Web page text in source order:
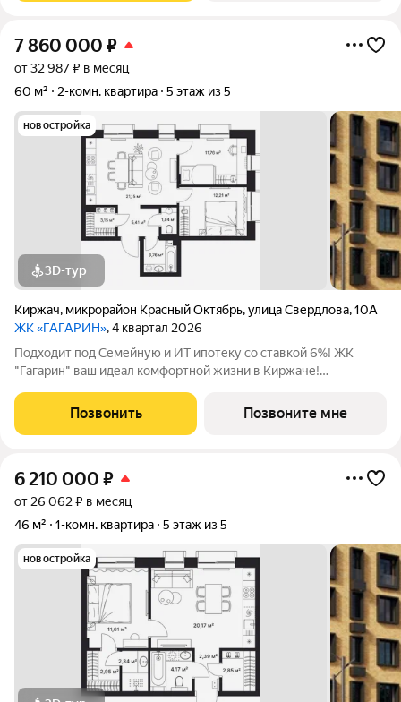
7 860 000 ₽
от 32 987 ₽ в месяц
60 м²
2-комн. квартира 5 этаж из 5
новостройка
3D-тур
Киржач, микрорайон Красный Октябрь,улица Свердлова,10А
ЖК «ГАГАРИН», 4 квартал 2026
Подходит под Семейную и ИТ ипотеку со ставкой 6%! ЖК
"Гагарин" ваш идеал комфортной жизни в Киржаче!
класса "Комфорт+" сочетает современные технологии,
продуманную инфраструктуру и уютную
Позвонить Позвоните мне
6 210 000 ₽
от 26 062 ₽ в месяц
46 м²
1-комн. квартира 5 этаж из 5
новостройка